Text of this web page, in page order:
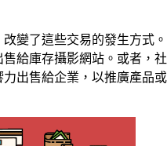
變了這些交易的發生方式。
給庫存攝影網站。或者，社
出售給企業，以推廣產品或